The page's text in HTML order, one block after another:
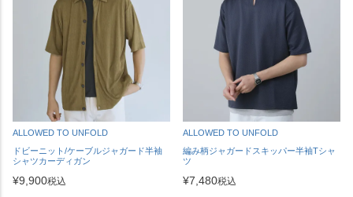
ALLOWED TO UNFOLD
ドビーニット/ケーブルジャガード半袖
シャツカーディガン
¥9,900税込
ALLOWED TO UNFOLD
編み柄ジャガードスキッパー半袖Tシャ
ツ
¥7,480税込